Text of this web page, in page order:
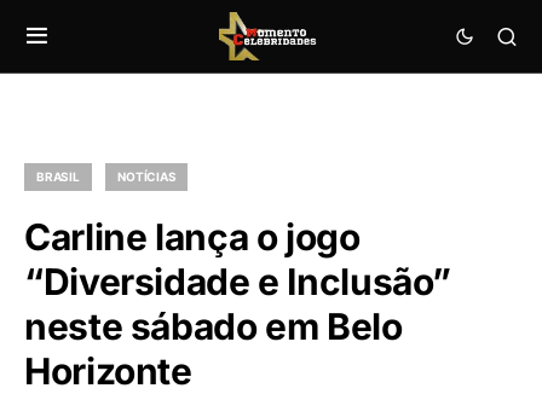
BRASIL NOTÍCIAS
Carline lança o jogo
“Diversidade e Inclusão”
neste sábado em Belo
Horizonte